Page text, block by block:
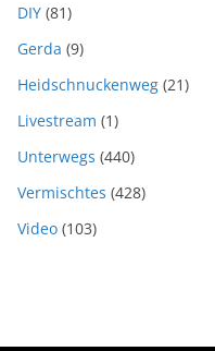
DIY (81)
Gerda (9)
Heidschnuckenweg (21)
Livestream (1)
Unterwegs (440)
Vermischtes (428)
Video (103)